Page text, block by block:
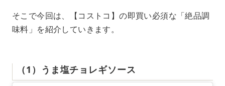
そこで今回は、【コストコ】の即買い必須な「絶品調
味料」を紹介していきます。
（1）うま塩チョレギソース